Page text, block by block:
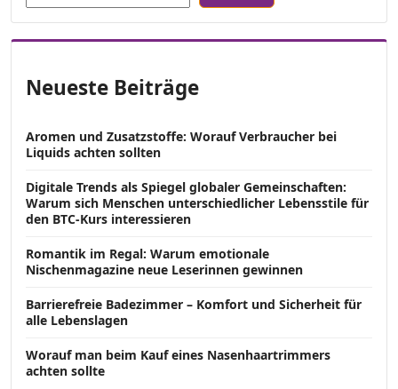
Neueste Beiträge
Aromen und Zusatzstoffe: Worauf Verbraucher bei
Liquids achten sollten
Digitale Trends als Spiegel globaler Gemeinschaften:
Warum sich Menschen unterschiedlicher Lebensstile für
den BTC-Kurs interessieren
Romantik im Regal: Warum emotionale
Nischenmagazine neue Leserinnen gewinnen
Barrierefreie Badezimmer – Komfort und Sicherheit für
alle Lebenslagen
Worauf man beim Kauf eines Nasenhaartrimmers
achten sollte